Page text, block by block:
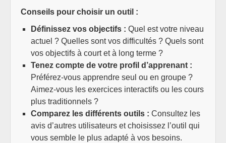
Conseils pour choisir un outil :
Définissez vos objectifs : Quel est votre niveau
actuel ? Quelles sont vos difficultés ? Quels sont
vos objectifs à court et à long terme ?
Tenez compte de votre profil d’apprenant :
Préférez-vous apprendre seul ou en groupe ?
Aimez-vous les exercices interactifs ou les cours
plus traditionnels ?
Comparez les différents outils : Consultez les
avis d’autres utilisateurs et choisissez l’outil qui
vous semble le plus adapté à vos besoins.